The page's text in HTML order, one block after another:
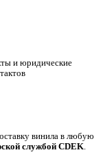
и юридические
винила в любую
службой CDEK